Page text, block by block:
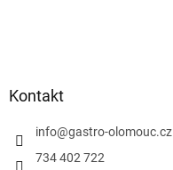
Kontakt
info@gastro-olomouc.cz
734 402 722